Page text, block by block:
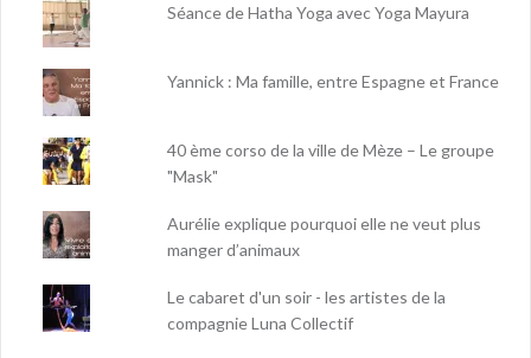
Séance de Hatha Yoga avec Yoga Mayura
Yannick : Ma famille, entre Espagne et France
40 ème corso de la ville de Mèze – Le groupe
"Mask"
Aurélie explique pourquoi elle ne veut plus
manger d’animaux
Le cabaret d'un soir - les artistes de la
compagnie Luna Collectif